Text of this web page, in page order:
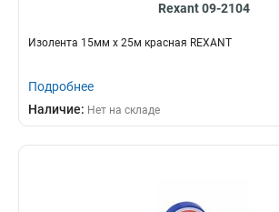
Rexant 09-2104
Изолента 15мм х 25м красная REXANT
Подробнее
Наличие: Нет на складе